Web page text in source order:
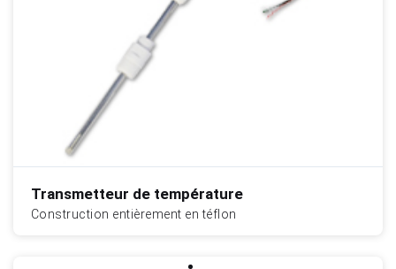
Transmetteur de température
Construction entièrement en téflon